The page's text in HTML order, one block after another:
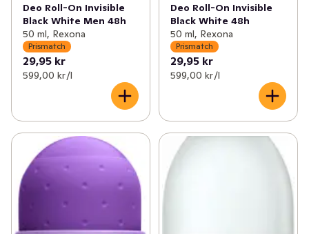
Deo Roll-On Invisible
Black White Men 48h
50 ml, Rexona
Prismatch
29,95 kr
599,00 kr /l
Deo Roll-On Invisible
Black White 48h
50 ml, Rexona
Prismatch
29,95 kr
599,00 kr /l